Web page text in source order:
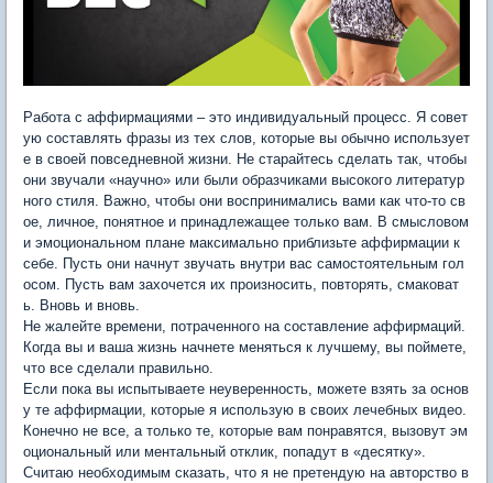
Работа с аффирмациями – это индивидуальный процесс. Я совет
ую составлять фразы из тех слов, которые вы обычно использует
е в своей повседневной жизни. Не старайтесь сделать так, чтобы
они звучали «научно» или были образчиками высокого литератур
ного стиля. Важно, чтобы они воспринимались вами как что-то св
ое, личное, понятное и принадлежащее только вам. В смысловом
и эмоциональном плане максимально приблизьте аффирмации к
себе. Пусть они начнут звучать внутри вас самостоятельным гол
осом. Пусть вам захочется их произносить, повторять, смаковат
ь. Вновь и вновь.
Не жалейте времени, потраченного на составление аффирмаций.
Когда вы и ваша жизнь начнете меняться к лучшему, вы поймете,
что все сделали правильно.
Если пока вы испытываете неуверенность, можете взять за основ
у те аффирмации, которые я использую в своих лечебных видео.
Конечно не все, а только те, которые вам понравятся, вызовут эм
оциональный или ментальный отклик, попадут в «десятку».
Считаю необходимым сказать, что я не претендую на авторство в